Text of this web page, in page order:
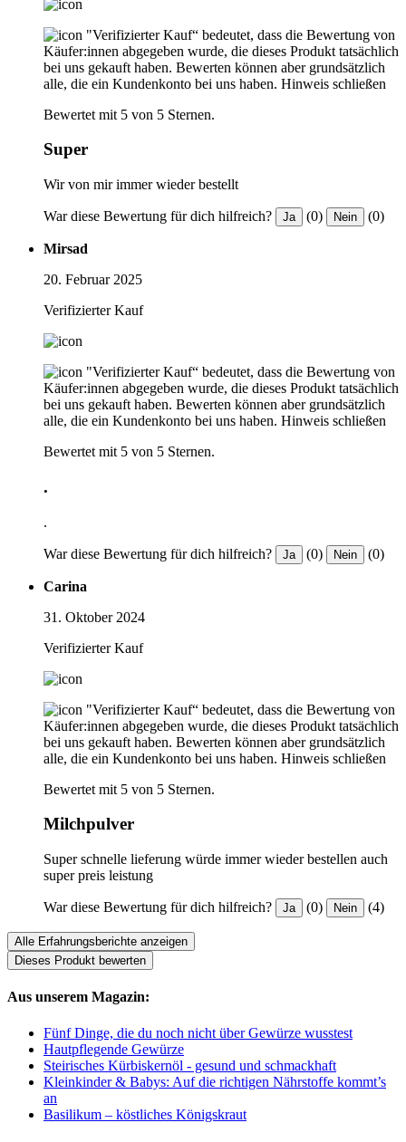
"Verifizierter Kauf“ bedeutet, dass die Bewertung von
Käufer:innen abgegeben wurde, die dieses Produkt tatsächlich
bei uns gekauft haben. Bewerten können aber grundsätzlich
alle, die ein Kundenkonto bei uns haben. Hinweis schließen
Bewertet mit 5 von 5 Sternen.
Super
Wir von mir immer wieder bestellt
War diese Bewertung für dich hilfreich? Ja (0) Nein (0)
Mirsad
20. Februar 2025
Verifizierter Kauf
"Verifizierter Kauf“ bedeutet, dass die Bewertung von
Käufer:innen abgegeben wurde, die dieses Produkt tatsächlich
bei uns gekauft haben. Bewerten können aber grundsätzlich
alle, die ein Kundenkonto bei uns haben. Hinweis schließen
Bewertet mit 5 von 5 Sternen.
.
.
War diese Bewertung für dich hilfreich? Ja (0) Nein (0)
Carina
31. Oktober 2024
Verifizierter Kauf
"Verifizierter Kauf“ bedeutet, dass die Bewertung von
Käufer:innen abgegeben wurde, die dieses Produkt tatsächlich
bei uns gekauft haben. Bewerten können aber grundsätzlich
alle, die ein Kundenkonto bei uns haben. Hinweis schließen
Bewertet mit 5 von 5 Sternen.
Milchpulver
Super schnelle lieferung würde immer wieder bestellen auch
super preis leistung
War diese Bewertung für dich hilfreich? Ja (0) Nein (4)
Alle Erfahrungsberichte anzeigen
Dieses Produkt bewerten
Aus unserem Magazin:
Fünf Dinge, die du noch nicht über Gewürze wusstest
Hautpflegende Gewürze
Steirisches Kürbiskernöl - gesund und schmackhaft
Kleinkinder & Babys: Auf die richtigen Nährstoffe kommt’s
an
Basilikum – köstliches Königskraut